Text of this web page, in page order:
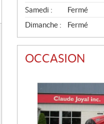
Samedi :
Fermé
Dimanche :
Fermé
OCCASION